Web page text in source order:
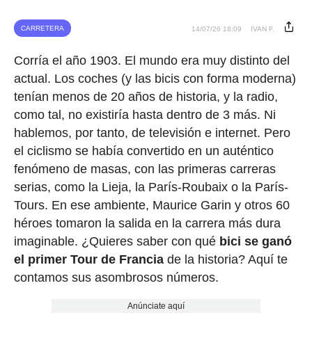
CARRETERA 14/07/26 18:09 IVAN F.
Corría el año 1903. El mundo era muy distinto del
actual. Los coches (y las bicis con forma moderna)
tenían menos de 20 años de historia, y la radio,
como tal, no existiría hasta dentro de 3 más. Ni
hablemos, por tanto, de televisión e internet. Pero
el ciclismo se había convertido en un auténtico
fenómeno de masas, con las primeras carreras
serias, como la Lieja, la París-Roubaix o la París-
Tours. En ese ambiente, Maurice Garin y otros 60
héroes tomaron la salida en la carrera más dura
imaginable. ¿Quieres saber con qué bici se ganó
el primer Tour de Franciade la historia? Aquí te
contamos sus asombrosos números.
Anúnciate aquí